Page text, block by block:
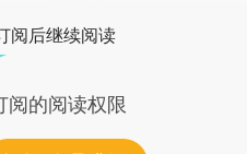
阅后继续阅读
的阅读权限